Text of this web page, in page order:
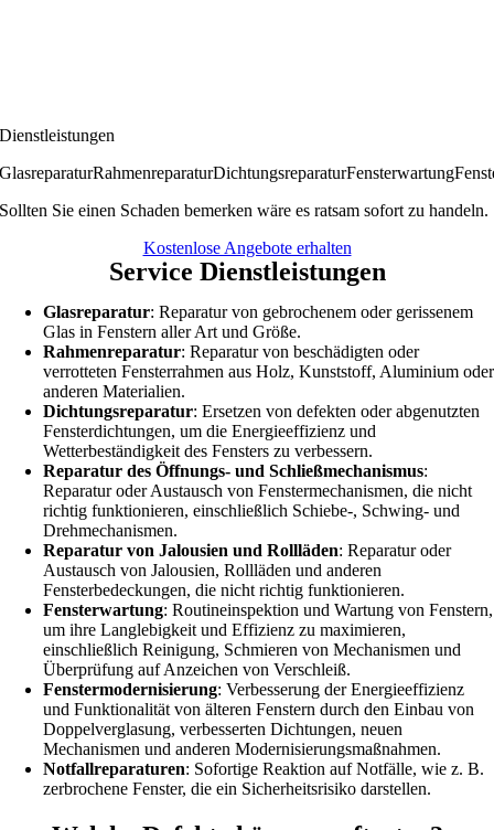
Dienstleistungen
GlasreparaturRahmenreparaturDichtungsreparaturFensterwartung
Sollten Sie einen Schaden bemerken wäre es ratsam sofort zu handeln.
Kostenlose Angebote erhalten
Service Dienstleistungen
Glasreparatur: Reparatur von gebrochenem oder gerissenem
Glas in Fenstern aller Art und Größe.
Rahmenreparatur: Reparatur von beschädigten oder
verrotteten Fensterrahmen aus Holz, Kunststoff, Aluminium oder
anderen Materialien.
Dichtungsreparatur: Ersetzen von defekten oder abgenutzten
Fensterdichtungen, um die Energieeffizienz und
Wetterbeständigkeit des Fensters zu verbessern.
Reparatur des Öffnungs- und Schließmechanismus:
Reparatur oder Austausch von Fenstermechanismen, die nicht
richtig funktionieren, einschließlich Schiebe-, Schwing- und
Drehmechanismen.
Reparatur von Jalousien und Rollläden: Reparatur oder
Austausch von Jalousien, Rollläden und anderen
Fensterbedeckungen, die nicht richtig funktionieren.
Fensterwartung: Routineinspektion und Wartung von Fenstern,
um ihre Langlebigkeit und Effizienz zu maximieren,
einschließlich Reinigung, Schmieren von Mechanismen und
Überprüfung auf Anzeichen von Verschleiß.
Fenstermodernisierung: Verbesserung der Energieeffizienz
und Funktionalität von älteren Fenstern durch den Einbau von
Doppelverglasung, verbesserten Dichtungen, neuen
Mechanismen und anderen Modernisierungsmaßnahmen.
Notfallreparaturen: Sofortige Reaktion auf Notfälle, wie z. B.
zerbrochene Fenster, die ein Sicherheitsrisiko darstellen.